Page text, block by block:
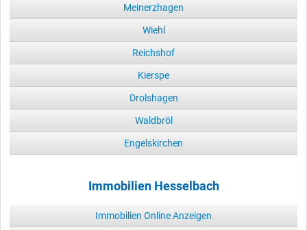
Meinerzhagen
Wiehl
Reichshof
Kierspe
Drolshagen
Waldbröl
Engelskirchen
Immobilien Hesselbach
Immobilien Online Anzeigen